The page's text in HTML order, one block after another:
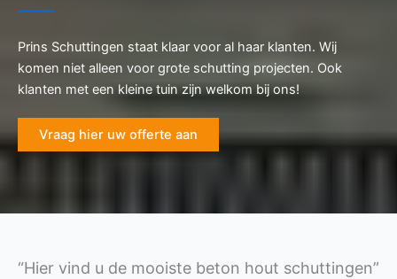
Prins Schuttingen staat klaar voor al haar klanten. Wij
komen niet alleen voor grote schutting projecten. Ook
klanten met een kleine tuin zijn welkom bij ons!
Vraag hier uw offerte aan
“Hier vind u de mooiste beton hout schuttingen”